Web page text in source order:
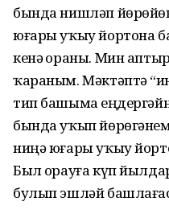
бында нишләп
юғары уҡыу йортона
кенә һораны. Мин
ҡараным. Мәктәптә
тип башыма
бында уҡып
ниңә юғары уҡыу
Был һорауға күп
булып эшләй